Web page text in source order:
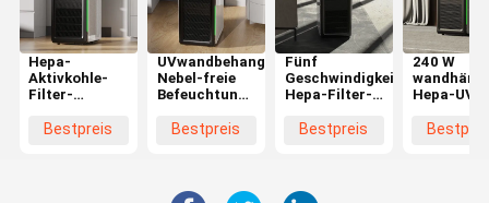
Hepa-
Aktivkohle-
Filter-
WiFi-
Bestpreis
UVwandbehang
Nebel-freie
Befeuchtung
Luftreiniger-
Bestpreis
Fünf
Geschwindigkeit
Hepa-Filter-
Luftreiniger
Bestpreis
240 W
Hepa-UV-